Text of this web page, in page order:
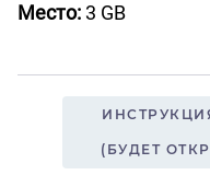
Место: 3 GB
(БУДЕТ